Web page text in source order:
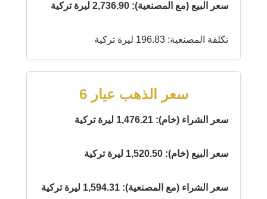
سعر البيع (مع المصنعية): 2,736.90 ليرة تركية
تكلفة المصنعية: 196.83 ليرة تركية
سعر الذهب عيار 6
سعر الشراء (خام): 1,476.21 ليرة تركية
سعر البيع (خام): 1,520.50 ليرة تركية
سعر الشراء (مع المصنعية): 1,594.31 ليرة تركية